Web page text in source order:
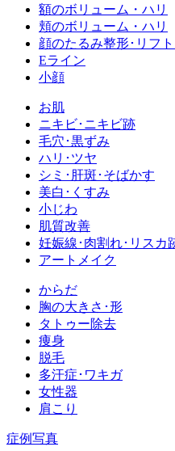
額のボリューム・ハリ
頬のボリューム・ハリ
顔のたるみ整形･リフ
Eライン
小顔
お肌
ニキビ･ニキビ跡
毛穴･黒ずみ
ハリ･ツヤ
シミ･肝斑･そばかす
美白･くすみ
小じわ
肌質改善
妊娠線･肉割れ･リスカ
アートメイク
からだ
胸の大きさ･形
タトゥー除去
痩身
脱毛
多汗症･ワキガ
女性器
肩こり
症例写真